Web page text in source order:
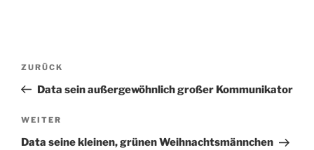
Beitragsnavigation
Vorheriger
Beitrag
ZURÜCK
Data sein außergewöhnlich großer Kommunikator
Nächster
Beitrag
WEITER
Data seine kleinen, grünen Weihnachtsmännchen